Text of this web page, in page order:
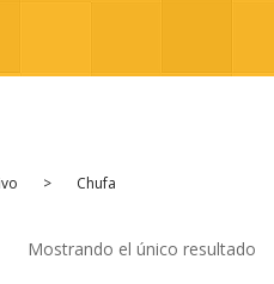
> Chufa
Mostrando el único resultado